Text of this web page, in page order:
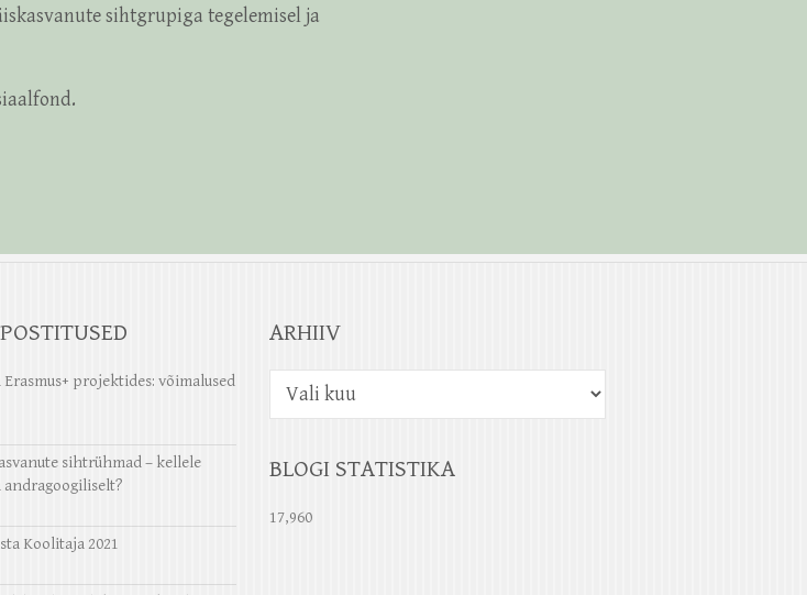
sihtgrupiga tegelemisel ja
projektides: võimalused
sihtrühmad – kellele
andragoogiliselt?
Koolitaja 2021
ARHIIV
BLOGI STATISTIKA
17,960